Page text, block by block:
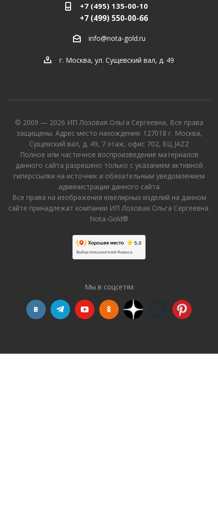
+7 (495) 135-00-10
+7 (499) 550-00-66
info@nota-gold.ru
г. Москва, ул. Сущевский вал, д. 49
© 2009 — 2026 ИП Лозовая Ольга Сергеевна, Все права
защищены. Адрес место нахождения: 127018 г. Москва,
Сущевский вал, д. 49, 7 этаж, офис 702, БЦ JAZZ
Полное или частичное воспроизведение материалов
данного сайта разрешено только с указанием активной
гиперссылки на источник и обязательным уведомлением
администрации данного сайта
Все права на изображения ювелирных изделий на данном
сайте принадлежат компании ИП Лозовая Ольга Сергеевна.
Nota-Gold®
Мы в соцсетях